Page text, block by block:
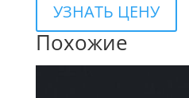
УЗНАТЬ ЦЕНУ
Похожие